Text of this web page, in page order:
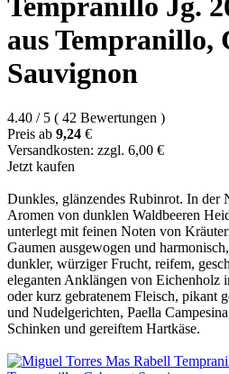
Tempranillo Jg.
aus Tempranillo,
Sauvignon
4.40 / 5 ( 42 Bewertungen )
Preis ab 9,24 €
Versandkosten: zzgl. 6,00 €
Jetzt kaufen
Dunkles, glänzendes Rubinrot. In der
Aromen von dunklen Waldbeeren
unterlegt mit feinen Noten von
Gaumen ausgewogen und
dunkler, würziger Frucht, reifem,
eleganten Anklängen von Eichenholz
oder kurz gebratenem Fleisch, pikant
und Nudelgerichten, Paella
Schinken und gereiftem Hartkäse.